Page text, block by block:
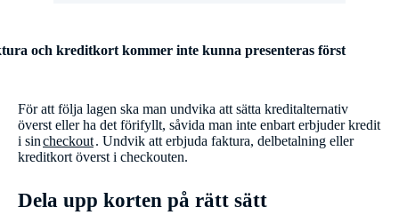
och kreditkort kommer inte kunna presenteras först
För att följa lagen ska man undvika att sätta kreditalternativ
överst eller ha det förifyllt, såvida man inte enbart erbjuder kredit
i sincheckout. Undvik att erbjuda faktura, delbetalning eller
kreditkort överst i checkouten.
Dela upp korten på rätt sätt